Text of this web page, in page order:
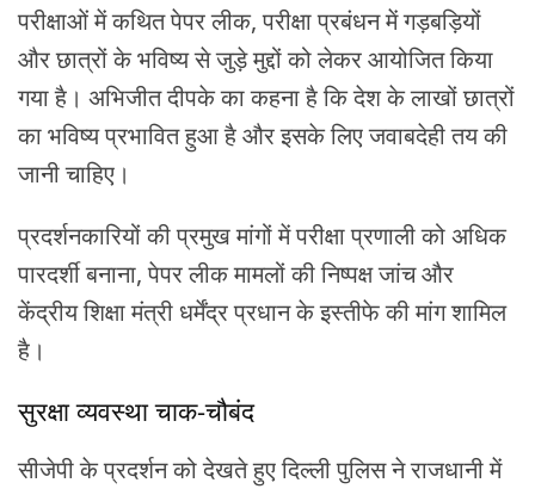
परीक्षाओं में कथित पेपर लीक, परीक्षा प्रबंधन में गड़बड़ियों
और छात्रों के भविष्य से जुड़े मुद्दों को लेकर आयोजित किया
गया है। अभिजीत दीपके का कहना है कि देश के लाखों छात्रों
का भविष्य प्रभावित हुआ है और इसके लिए जवाबदेही तय की
जानी चाहिए।
प्रदर्शनकारियों की प्रमुख मांगों में परीक्षा प्रणाली को अधिक
पारदर्शी बनाना, पेपर लीक मामलों की निष्पक्ष जांच और
केंद्रीय शिक्षा मंत्री धर्मेंद्र प्रधान के इस्तीफे की मांग शामिल
है।
सुरक्षा व्यवस्था चाक-चौबंद
सीजेपी के प्रदर्शन को देखते हुए दिल्ली पुलिस ने राजधानी में